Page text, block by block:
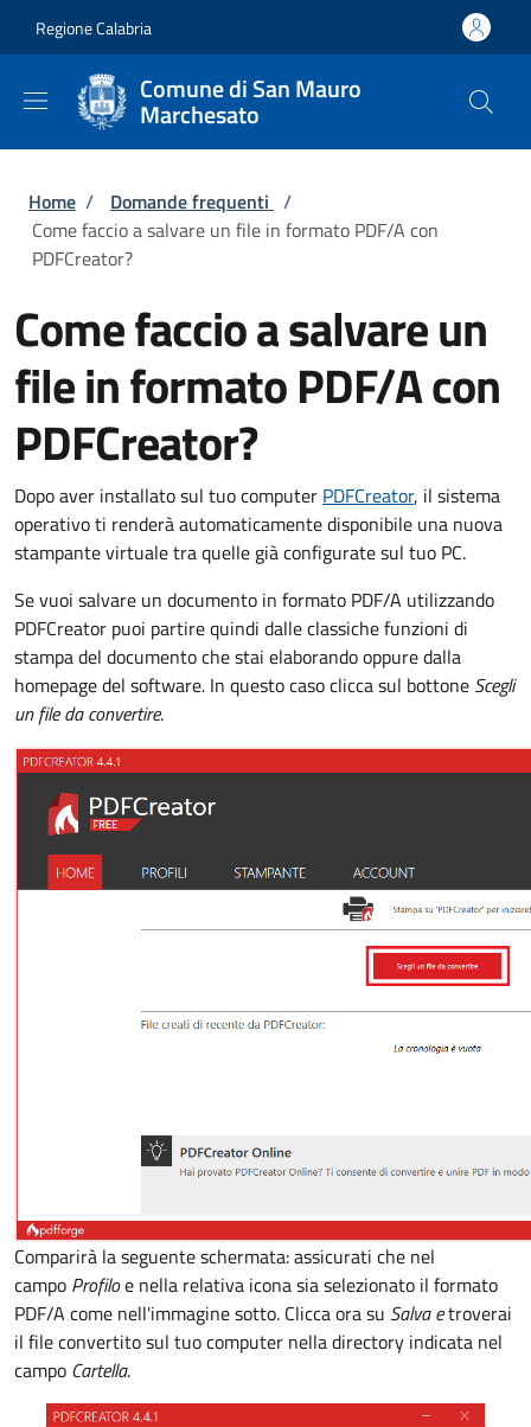
Regione Calabria
Comune di San Mauro
Marchesato
Briciole di pane
Home / Domande frequenti /
Come faccio a salvare un file in formato PDF/A con
PDFCreator?
Come faccio a salvare un
file in formato PDF/A con
PDFCreator?
Dopo aver installato sul tuo computer PDFCreator, il sistema
operativo ti renderà automaticamente disponibile una nuova
stampante virtuale tra quelle già configurate sul tuo PC.
Se vuoi salvare un documento in formato PDF/A utilizzando
PDFCreator puoi partire quindi dalle classiche funzioni di
stampa del documento che stai elaborando oppure dalla
homepage del software. In questo caso clicca sul bottone Scegli
un file da convertire.
Comparirà la seguente schermata: assicurati che nel
campo Profiloe nella relativa icona sia selezionato il formato
PDF/A come nell'immagine sotto. Clicca ora su Salva etroverai
il file convertito sul tuo computer nella directory indicata nel
campo Cartella.